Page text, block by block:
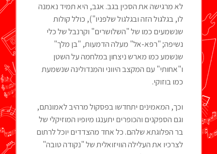
לא מרגישה את הסכין בגב. אגב, היא תמיד נאמנה
לו, בגלגול הזה ובגלגול שלפניו"), כולל קולות
שנשמעים כמו של "השלושרים" וקרנבל של כלי
נשיפה; "רפא-אל" מעלה הדמעות, "בן מלך"
שנשמע כמו מארש ניצחון במלחמה על השטן
ו"אחותי" עם המקצב היווני והמנדולינה שנשמעת
כמו בוזוקי.
וכך, המאמינים יתחדשו בפסקול מרהיב לאמונתם,
וגם הספקנים והכופרים יתענגו מיופיו המוזיקלי של
בר הפלוגתא שלהם. כל אחד מהצדדים יוכל לרתום
לצרכיו את העלילה הוויזואלית של "נקודה טובה"